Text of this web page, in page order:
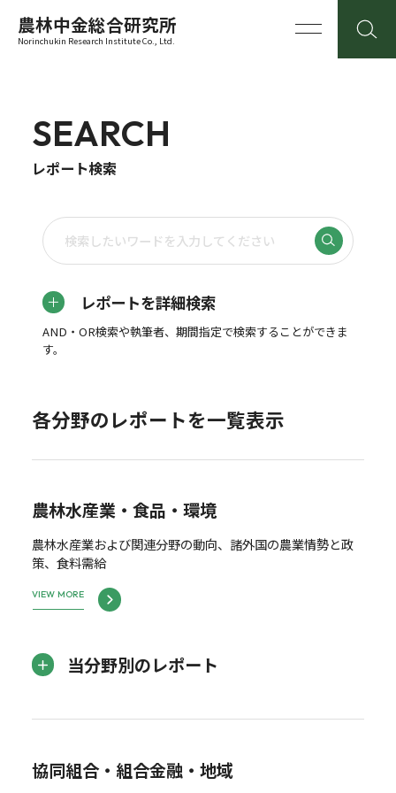
農林中金総合研究所
Norinchukin Research Institute Co., Ltd.
SEARCH
レポート検索
レポートを詳細検索
AND・OR検索や執筆者、期間指定で検索することができま
す。
各分野のレポートを一覧表示
農林水産業・食品・環境
農林水産業および関連分野の動向、諸外国の農業情勢と政
策、食料需給
VIEW MORE
当分野別のレポート
協同組合・組合金融・地域